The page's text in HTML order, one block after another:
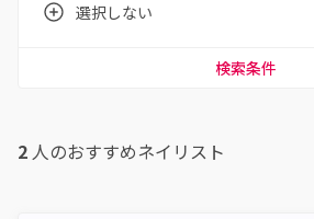
選択しない
検索条件
2 人のおすすめネイリスト